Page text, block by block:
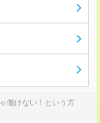
働けない！という方